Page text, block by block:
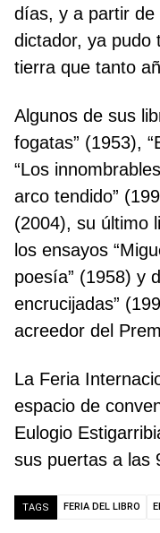
días, y a partir de
dictador, ya pudo
tierra que tanto
Algunos de sus
fogatas” (1953),
“Los
arco tendido”
(2004), su último
los ensayos
poesía” (1958) y
encrucijadas”
acreedor del
La Feria
espacio de
Eulogio
sus puertas a las
TAGS FERIA DEL LIBRO